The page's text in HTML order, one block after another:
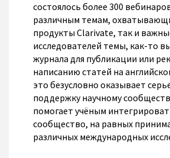
состоялось более 300
различным темам,
продукты Clarivate, так и
исследователей темы, как-то
журнала для публикации или
написанию статей на
это безусловно оказывает
поддержку научному
помогает учёным
сообщество, на равных
различных международных